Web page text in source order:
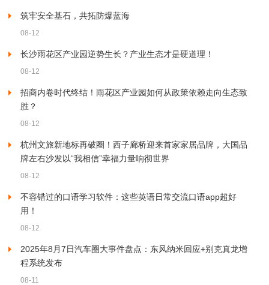
筑牢安全基石，共拓防爆蓝海
08-12
长沙雨花区产业园逆势生长？产业生态才是硬道理！
08-12
招商内卷时代终结！雨花区产业园如何从政策依赖走向生态致
胜？
08-12
杭州文旅新地标再破圈！西子廊桥迎来首家家居品牌，大国品
牌左右沙发以“我相信”幸福力量响彻世界
08-12
不容错过的口语学习软件：这些英语日常交流口语app超好
用！
08-12
2025年8月7日汽车圈大事件盘点：东风纳米回应+别克真龙增
程系统发布
08-11